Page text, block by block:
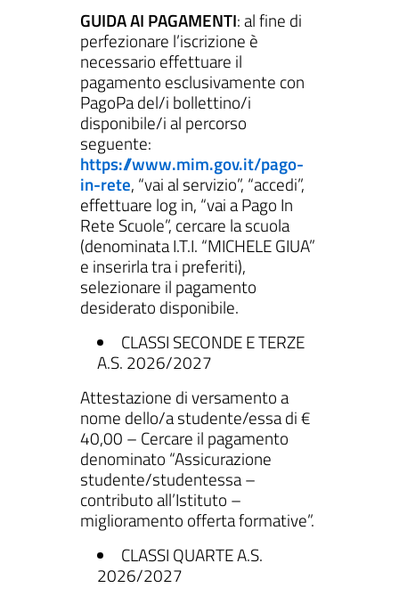
GUIDA AI PAGAMENTI: al fine di
perfezionare l’iscrizione è
necessario effettuare il
pagamento esclusivamente con
PagoPa del/i bollettino/i
disponibile/i al percorso
seguente:
https://www.mim.gov.it/pago-
in-rete, “vai al servizio”, “accedi”,
effettuare log in, “vai a Pago In
Rete Scuole”, cercare la scuola
(denominata I.T.I. “MICHELE GIUA”
e inserirla tra i preferiti),
selezionare il pagamento
desiderato disponibile.
CLASSI SECONDE E TERZE
A.S. 2026/2027
Attestazione di versamento a
nome dello/a studente/essa di €
40,00 – Cercare il pagamento
denominato “Assicurazione
studente/studentessa –
contributo all’Istituto –
miglioramento offerta formative”.
CLASSI QUARTE A.S.
2026/2027